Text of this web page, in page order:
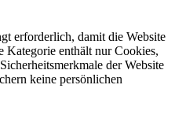
erforderlich, damit die Website
Kategorie enthält nur Cookies,
der Website
keine persönlichen